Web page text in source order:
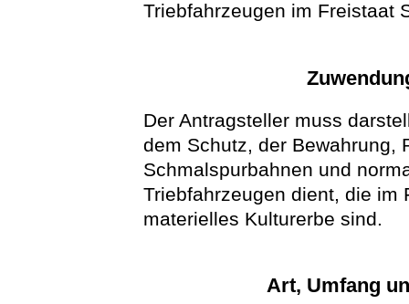
Triebfahrzeugen im Freistaat
Der Antragsteller muss
dem Schutz, der Bewahrung,
Schmalspurbahnen und
Triebfahrzeugen dient, die im
materielles Kulturerbe sind.
Art, Umfang